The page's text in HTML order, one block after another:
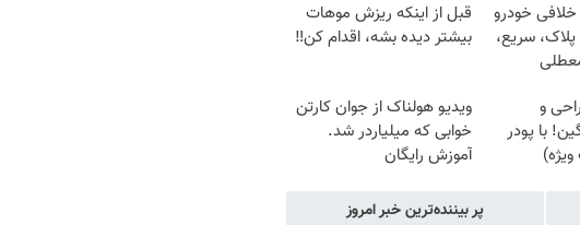
خلافی خودرو
سریع،
قبل از اینکه ریزش موهات
بیشتر دیده بشه، اقدام کن‼️
و
با پودر
ویدیو هولناک از جوان کارتن
خوابی که میلیاردر شد.
آموزش رایگان
پر بیننده‌ترین خبر امروز